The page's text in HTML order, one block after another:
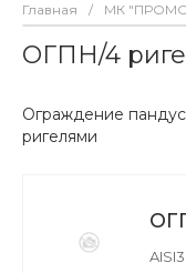
Главная / МК
ОГПН/4
Ограждение
ригелями